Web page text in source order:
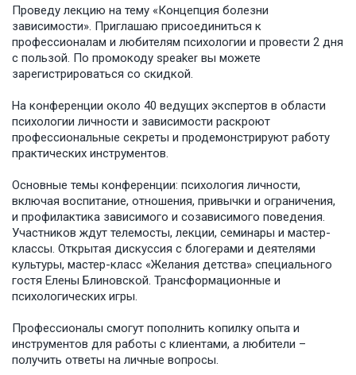
Проведу лекцию на тему «Концепция болезни
зависимости». Приглашаю присоединиться к
профессионалам и любителям психологии и провести 2 дня
с пользой. По промокоду speaker вы можете
зарегистрироваться со скидкой.
На конференции около 40 ведущих экспертов в области
психологии личности и зависимости раскроют
профессиональные секреты и продемонстрируют работу
практических инструментов.
Основные темы конференции: психология личности,
включая воспитание, отношения, привычки и ограничения,
и профилактика зависимого и созависимого поведения.
Участников ждут телемосты, лекции, семинары и мастер-
классы. Открытая дискуссия с блогерами и деятелями
культуры, мастер-класс «Желания детства» специального
гостя Елены Блиновской. Трансформационные и
психологических игры.
Профессионалы смогут пополнить копилку опыта и
инструментов для работы с клиентами, а любители –
получить ответы на личные вопросы.